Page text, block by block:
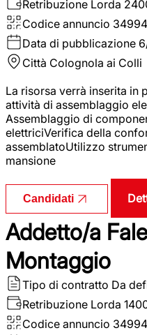
Retribuzione Lorda
Codice annuncio
Data di pubblicazione
Città Colognola ai Colli
La risorsa verrà inserita in
attività di assemblaggio
Assemblaggio di
elettriciVerifica della
assemblatoUtilizzo
mansione
Candidati
Addetto/a
Montaggio
Tipo di contratto Da
Retribuzione Lorda
Codice annuncio